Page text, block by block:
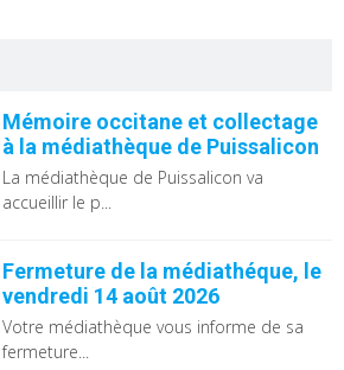
Mémoire occitane et collectage
à la médiathèque de Puissalicon
La médiathèque de Puissalicon va
accueillir le p...
Fermeture de la médiathéque, le
vendredi 14 août 2026
Votre médiathèque vous informe de sa
fermeture...